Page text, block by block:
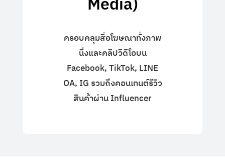
ครอบคลุมสื่อโฆษณาทั้งภาพ
นิ่งและคลิปวิดีโอบน
Facebook, TikTok, LINE
OA, IG รวมถึงคอนเทนต์รีวิว
สินค้าผ่าน Influencer